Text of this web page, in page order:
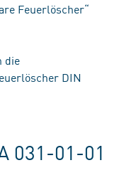
Feuerlöscher“
die
DIN
031-01-01